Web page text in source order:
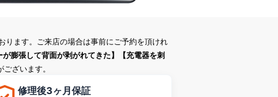
ります。ご来店の場合は事前にご予約を頂けれ
が膨張して背面が剥がれてきた】【充電器を刺
ざいます。
修理後3ヶ月保証